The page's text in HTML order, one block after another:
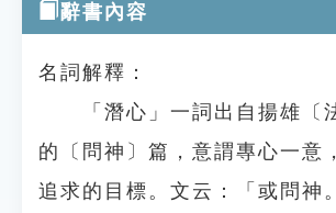
辭書內容
名詞解釋：
「潛心」一詞出自揚雄〔
的〔問神〕篇，意謂專心一意
追求的目標。文云：「或問神